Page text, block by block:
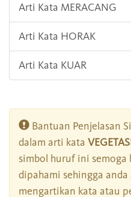
Arti Kata MERACANG
Arti Kata HORAK
Arti Kata KUAR
Bantuan Penjelasan
dalam arti kata
simbol huruf ini semoga
dipahami sehingga
mengartikan kata atau